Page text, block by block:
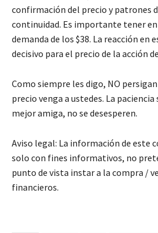
confirmación del precio y patrones
continuidad. Es importante tener
demanda de los $38. La reacción en
decisivo para el precio de la acción
Como siempre les digo, NO
precio venga a ustedes. La paciencia
mejor amiga, no se desesperen.
Aviso legal: La información de este
solo con fines informativos, no
punto de vista instar a la compra /
financieros.